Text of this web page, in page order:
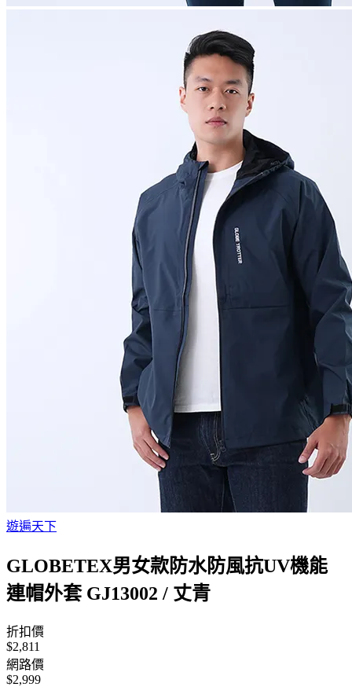
遊遍天下
GLOBETEX男女款防水防風抗UV機能
連帽外套 GJ13002 / 丈青
折扣價
$2,811
網路價
$2,999